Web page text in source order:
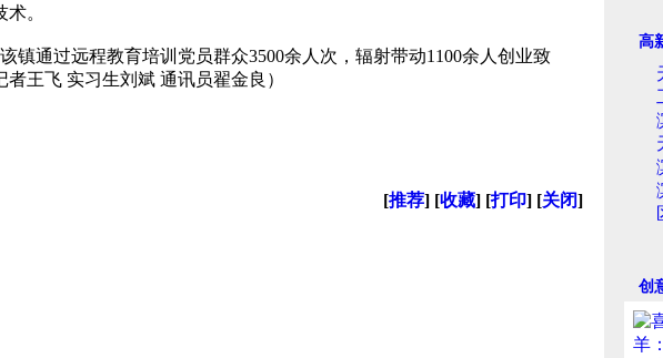
。
镇通过远程教育培训党员群众3500余人次，辐射带动1100余人创业致
者王飞 实习生刘斌 通讯员翟金良）
[推荐] [收藏] [打印] [关闭]
高
创